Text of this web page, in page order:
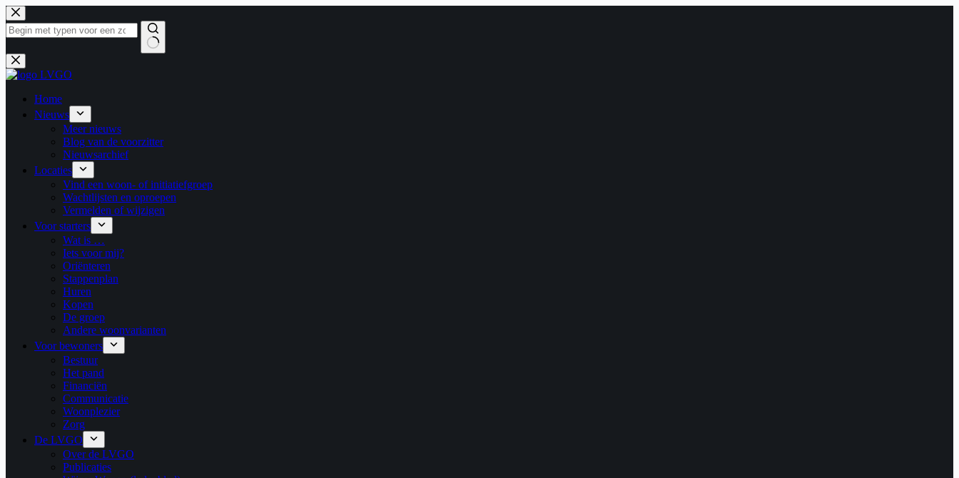
Ga
naar
de
Geen
resultaten
Home
Nieuws
Meer nieuws
Blog van de voorzitter
Nieuwsarchief
Locaties
Vind een woon- of initiatiefgroep
Wachtlijsten en oproepen
Vermelden of wijzigen
Voor starters
Wat is …
Iets voor mij?
Oriënteren
Stappenplan
Huren
Kopen
De groep
Andere woonvarianten
Voor bewoners
Bestuur
Het pand
Financiën
Communicatie
Woonplezier
Zorg
De LVGO
Over de LVGO
Publicaties